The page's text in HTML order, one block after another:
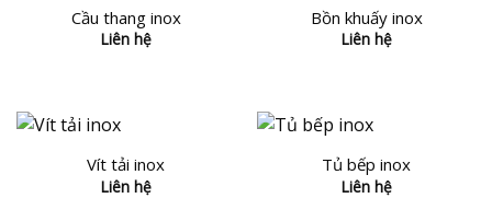
Cầu thang inox
Liên hệ
Bồn khuấy inox
Liên hệ
Vít tải inox
Liên hệ
Tủ bếp inox
Liên hệ